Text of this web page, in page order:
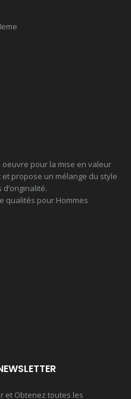
oeuvre pour la mise en valeur
propose un mélange du style
qualités pour Hommes
et Obtenez toutes les